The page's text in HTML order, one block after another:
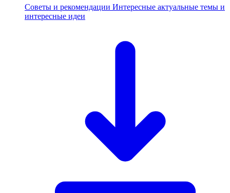
Советы и рекомендации Интересные актуальные темы и
интересные идеи